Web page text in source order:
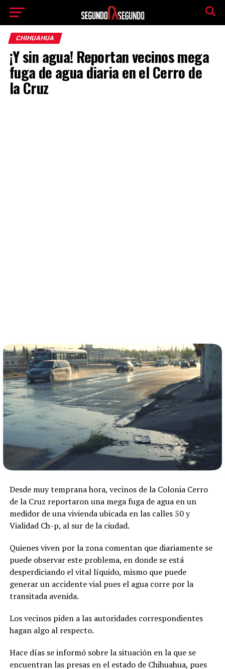
CHIHUAHUA
¡Y sin agua! Reportan vecinos mega
fuga de agua diaria en el Cerro de
la Cruz
Desde muy temprana hora, vecinos de la Colonia Cerro
de la Cruz reportaron una mega fuga de agua en un
medidor de una vivienda ubicada en las calles 50 y
Vialidad Ch-p, al sur de la ciudad.
Quienes viven por la zona comentan que diariamente se
puede observar este problema, en donde se está
desperdiciando el vital líquido, mismo que puede
generar un accidente vial pues el agua corre por la
transitada avenida.
Los vecinos piden a las autoridades correspondientes
hagan algo al respecto.
Hace días se informó sobre la situación en la que se
encuentran las presas en el estado de Chihuahua, pues